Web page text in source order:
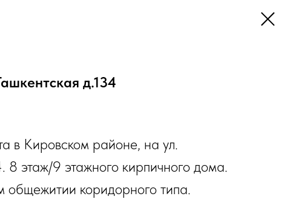
д.134
в Кировском районе, на ул.
8 этаж/9 этажного кирпичного дома.
коридорного типа.